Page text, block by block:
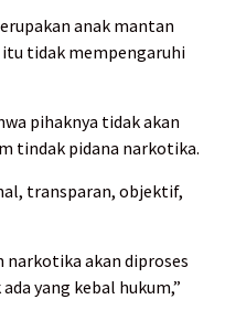
anak mantan
itu tidak mempengaruhi
pihaknya tidak akan
tindak pidana narkotika.
transparan, objektif,
narkotika akan diproses
yang kebal hukum,”